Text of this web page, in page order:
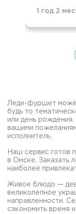
1 год 2
Леди-фуршет
будь то
или день
вашими
исполнитель.
Наш сервис готов
в Омске. Заказать
наиболее
Живое блюдо —
великолепное
направленности.
сэкономить время